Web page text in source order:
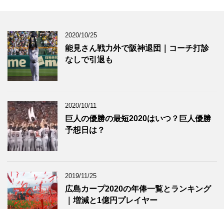
2020/10/25
能見さん戦力外で阪神退団｜コーチ打診
なしで引退も
2020/10/11
巨人の優勝の最短2020はいつ？巨人優勝
予想日は？
2019/11/25
広島カープ2020の年俸一覧とランキング
｜増減と1億円プレイヤー